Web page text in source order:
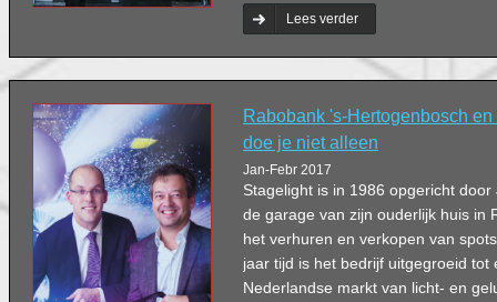
Omstreken regelmatig een
Lees verder
Rabobank 's-Hertogenbosch
doe je niet alleen
Jan-Febr 2017
Stagelight is in 1986 opgericht
de garage van zijn ouderlijk huis in
het verhuren en verkopen van
jaar tijd is het bedrijf uitgegroeid tot
Nederlandse markt van licht- en